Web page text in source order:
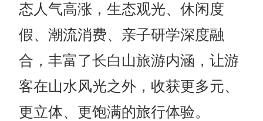
态人气高涨，生态观光、休闲度
假、潮流消费、亲子研学深度融
合，丰富了长白山旅游内涵，让游
客在山水风光之外，收获更多元、
更立体、更饱满的旅行体验。